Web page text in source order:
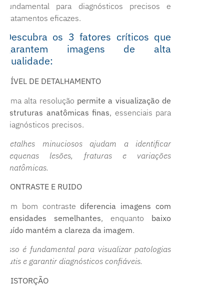
fundamental para diagnósticos precisos e
tratamentos eficazes.
Descubra os 3 fatores críticos que
garantem imagens de alta
qualidade:
NÍVEL DE DETALHAMENTO
Uma alta resolução permite a visualização de
estruturas anatômicas finas, essenciais para
diagnósticos precisos.
Detalhes minuciosos ajudam a identificar
pequenas lesões, fraturas e variações
anatômicas.
CONTRASTE E RUIDO
Um bom contrastediferencia imagens com
densidades semelhantes, enquanto baixo
ruído mantém a clareza da imagem.
Isso é fundamental para visualizar patologias
sutis e garantir diagnósticos confiáveis.
DISTORÇÃO